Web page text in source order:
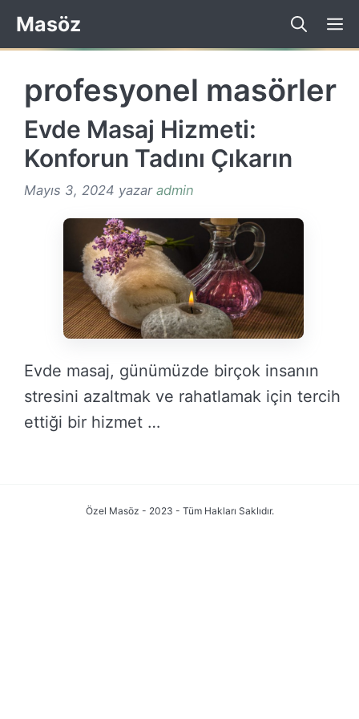
İçeriğe
atla
Masöz
profesyonel masörler
Evde Masaj Hizmeti:
Konforun Tadını Çıkarın
Mayıs 3, 2024 yazar admin
Evde masaj, günümüzde birçok insanın
stresini azaltmak ve rahatlamak için tercih
ettiği bir hizmet …
Özel Masöz - 2023 - Tüm Hakları Saklıdır.